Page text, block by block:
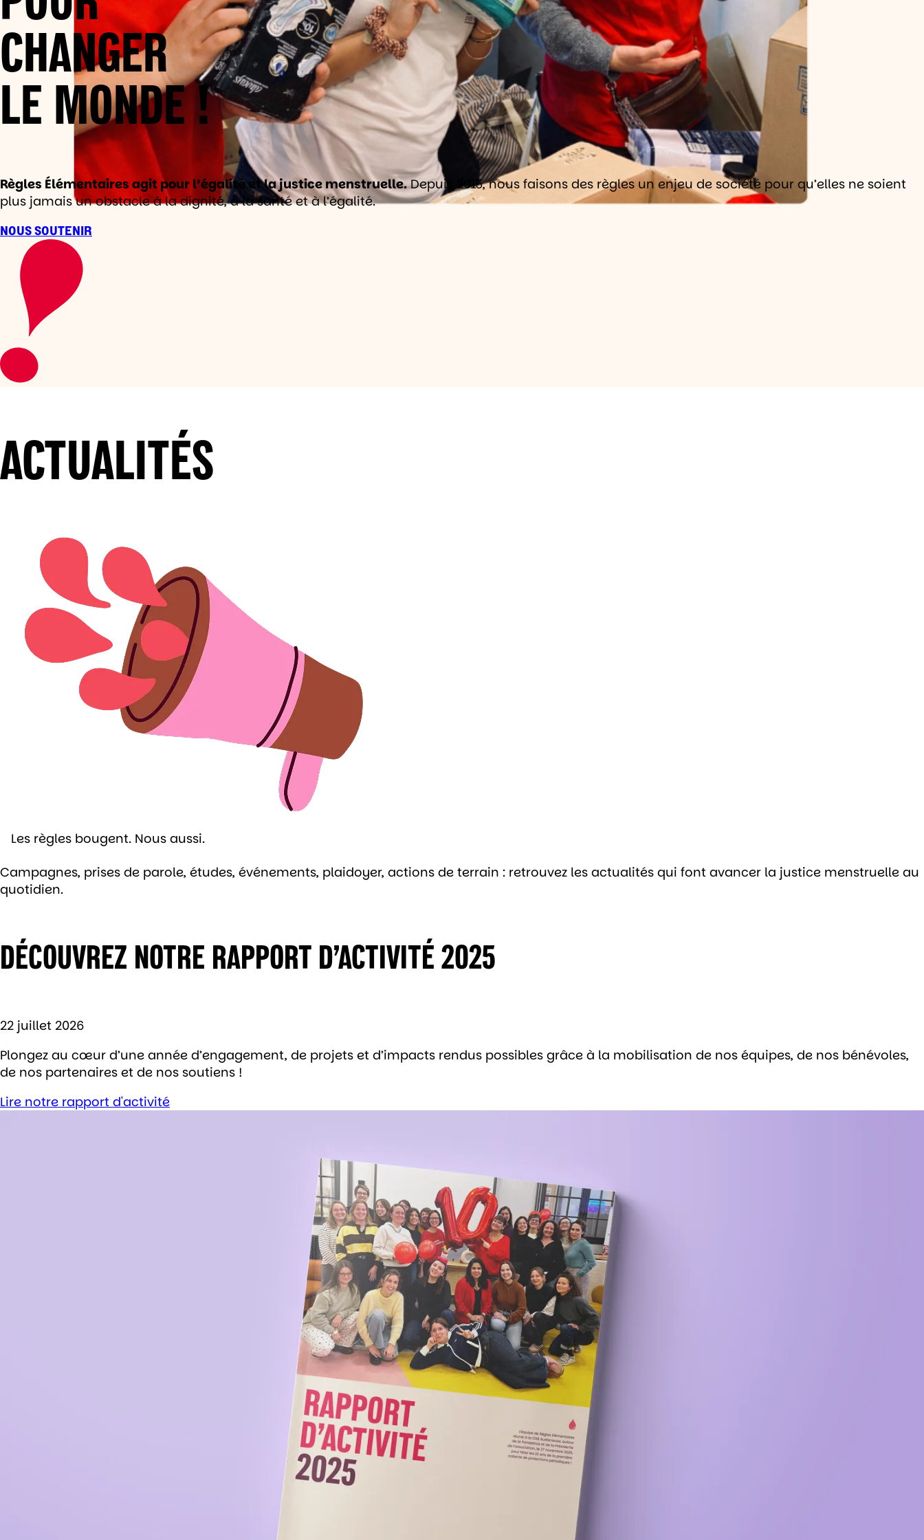
CHANGER
LE MONDE !
Règles Élémentaires agit pour l’égalité et la justice menstruelle.Depuis 2015, nous faisons des règles un enjeu de société pour qu’elles ne soient
plus jamais un obstacle à la dignité, à la santé et à l’égalité.
NOUS SOUTENIR
ACTUALITÉS
Les règles bougent. Nous aussi.
Campagnes, prises de parole, études, événements, plaidoyer, actions de terrain : retrouvez les actualités qui font avancer la justice menstruelle au
quotidien.
DÉCOUVREZ NOTRE RAPPORT D’ACTIVITÉ 2025
22 juillet 2026
Plongez au cœur d’une année d’engagement, de projets et d’impacts rendus possibles grâce à la mobilisation de nos équipes, de nos bénévoles,
de nos partenaires et de nos soutiens !
Lire notre rapport d'activité